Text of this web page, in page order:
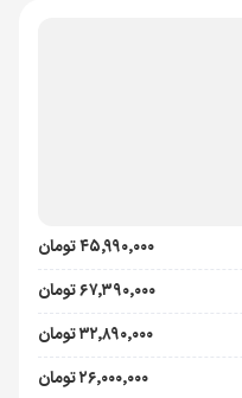
۴۵٬۹۹۰٬۰۰۰ تومان
۶۷٬۳۹۰٬۰۰۰ تومان
۳۲٬۸۹۰٬۰۰۰ تومان
۲۶٬۰۰۰٬۰۰۰ تومان